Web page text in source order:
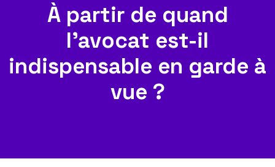
À partir de quand
l’avocat est-il
indispensable en garde à
vue ?